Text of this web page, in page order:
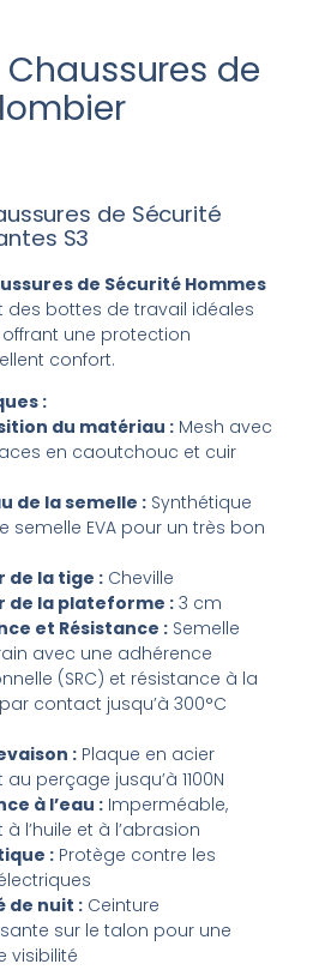
de
de Sécurité
S3
de Sécurité Hommes
des bottes de travail idéales
une protection
confort.
:
du matériau : Mesh avec
en caoutchouc et cuir
de la semelle : Synthétique
semelle EVA pour un très bon
de la tige : Cheville
de la plateforme : 3 cm
et Résistance : Semelle
avec une adhérence
(SRC) et résistance à la
contact jusqu’à 300°C
: Plaque en acier
perçage jusqu’à 1100N
à l’eau : Imperméable,
l’huile et à l’abrasion
: Protège contre les
de nuit : Ceinture
sur le talon pour une
visibilité